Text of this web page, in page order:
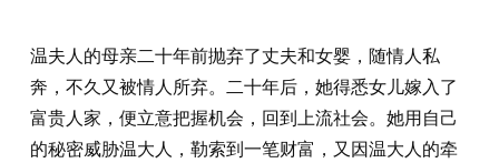
温夫人的母亲二十年前抛弃了丈夫和女婴，随情人私
奔，不久又被情人所弃。二十年后，她得悉女儿嫁入了
富贵人家，便立意把握机会，回到上流社会。她用自己
的秘密威胁温大人，勒索到一笔财富，又因温大人的牵